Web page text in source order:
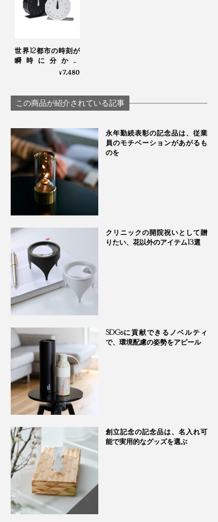
裏面プレートには、ギフトを贈る相手へ、想いが伝わる吉祥文様の解説を
この世にひとつだけの『NENRIN CLOCK』、あなたの
大切な人の節目に、ぜひ贈ってください。
世界12都市の時刻が
瞬時に分かる
「World Clock」|
¥7,480
この商品が紹介されている記事
永年勤続表彰の記念品は、従業
員のモチベーションがあがるも
のを
クリニックの開院祝いとして贈
りたい、花以外のアイテム13選
SDGsに貢献できるノベルティ
で、環境配慮の姿勢をアピール
創立記念の記念品は、名入れ可
能で実用的なグッズを選ぶ